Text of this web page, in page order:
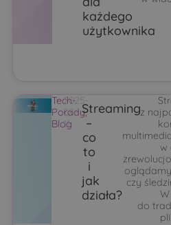
każdego
użytkownika
Tech-
Porady,
Blog
2025-
08-
11
Streaming
–
co
to
i
jak
działa?
z
w
czy
do